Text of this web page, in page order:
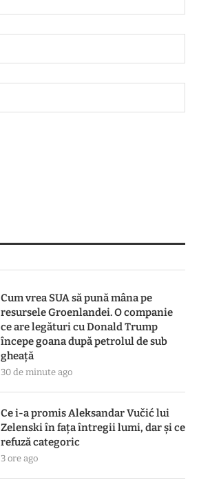
Cum vrea SUA să pună mâna pe
resursele Groenlandei. O companie
ce are legături cu Donald Trump
începe goana după petrolul de sub
gheață
30 de minute ago
Ce i-a promis Aleksandar Vučić lui
Zelenski în fața întregii lumi, dar și ce
refuză categoric
3 ore ago